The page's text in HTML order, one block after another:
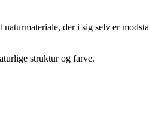
der i sig selv er
struktur og farve.